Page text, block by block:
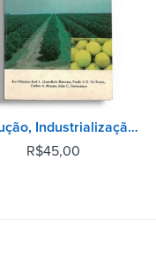
Produção, Industrialização e Comércio Mundial de Citros
R$45,00